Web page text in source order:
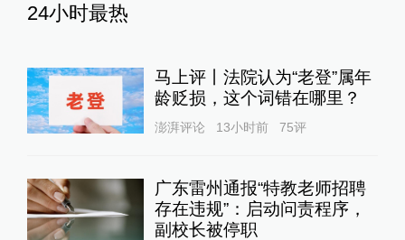
24小时最热
马上评丨法院认为“老登”属年
龄贬损，这个词错在哪里？
澎湃评论 13小时前 75评
广东雷州通报“特教老师招聘
存在违规”：启动问责程序，
副校长被停职